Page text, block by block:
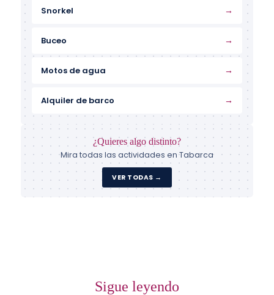
Snorkel →
Buceo →
Motos de agua →
Alquiler de barco →
¿Quieres algo distinto?
Mira todas las actividades en Tabarca
VER TODAS →
Sigue leyendo